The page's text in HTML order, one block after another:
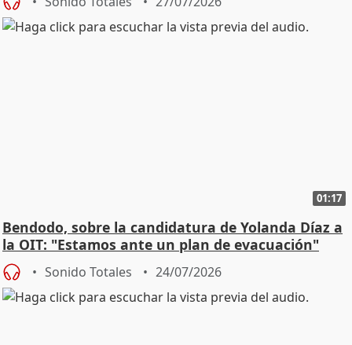
01:17
Bendodo, sobre la candidatura de Yolanda Díaz a
la OIT: "Estamos ante un plan de evacuación"
Sonido Totales 24/07/2026